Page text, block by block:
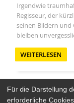
Irgendwie
Regisseur, der
seinen Bildern und
bleiben
WEITERLESEN
Für die Darstellung
erforderliche